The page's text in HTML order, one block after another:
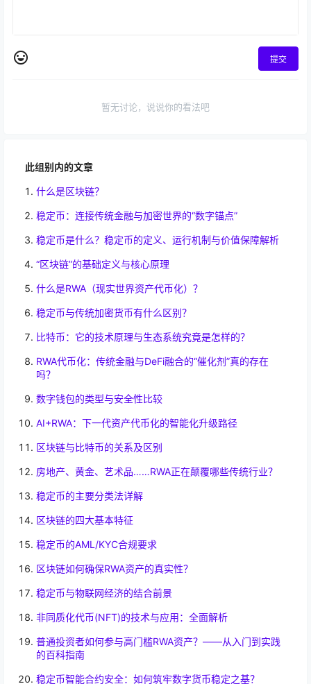
此组别内的文章
什么是区块链？
稳定币：连接传统金融与加密世界的“数字锚点”
稳定币是什么？稳定币的定义、运行机制与价值保障解析
“区块链”的基础定义与核心原理
什么是RWA（现实世界资产代币化）？
稳定币与传统加密货币有什么区别？
比特币：它的技术原理与生态系统究竟是怎样的？
RWA代币化：传统金融与DeFi融合的“催化剂”真的存在
吗？
数字钱包的类型与安全性比较
AI+RWA：下一代资产代币化的智能化升级路径
区块链与比特币的关系及区别
房地产、黄金、艺术品……RWA正在颠覆哪些传统行业？
稳定币的主要分类法详解
区块链的四大基本特征
稳定币的AML/KYC合规要求
区块链如何确保RWA资产的真实性？
稳定币与物联网经济的结合前景
非同质化代币(NFT)的技术与应用：全面解析
普通投资者如何参与高门槛RWA资产？——从入门到实践
的百科指南
稳定币智能合约安全：如何筑牢数字货币稳定之基？
提交
暂无讨论，说说你的看法吧